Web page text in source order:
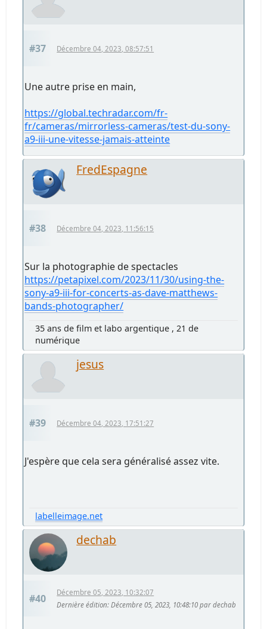
#37 Décembre 04, 2023, 08:57:51
Une autre prise en main,
https://global.techradar.com/fr-
fr/cameras/mirrorless-cameras/test-du-sony-
a9-iii-une-vitesse-jamais-atteinte
FredEspagne
#38 Décembre 04, 2023, 11:56:15
Sur la photographie de spectacles
https://petapixel.com/2023/11/30/using-the-
sony-a9-iii-for-concerts-as-dave-matthews-
bands-photographer/
35 ans de film et labo argentique , 21 de
numérique
jesus
#39 Décembre 04, 2023, 17:51:27
J'espère que cela sera généralisé assez vite.
labelleimage.net
dechab
#40
Décembre 05, 2023, 10:32:07
Dernière édition: Décembre 05, 2023, 10:48:10 par dechab